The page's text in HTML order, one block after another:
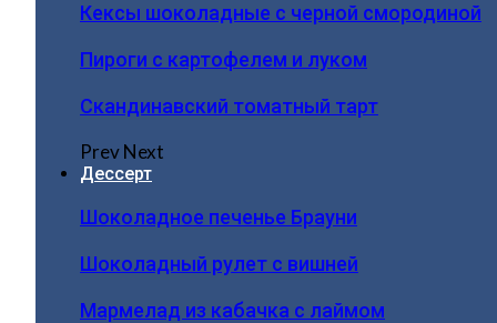
Кексы шоколадные с черной смородиной
Пироги c картофелем и луком
Скандинавский томатный тарт
PrevNext
Дессерт
Шоколадное печенье Брауни
Шоколадный рулет с вишней
Мармелад из кабачка с лаймом